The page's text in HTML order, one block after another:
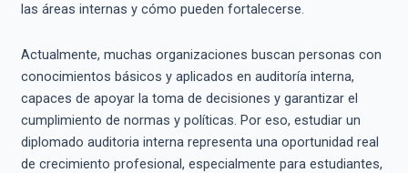
las áreas internas y cómo pueden fortalecerse.
Actualmente, muchas organizaciones buscan personas con
conocimientos básicos y aplicados en auditoría interna,
capaces de apoyar la toma de decisiones y garantizar el
cumplimiento de normas y políticas. Por eso, estudiar un
diplomado auditoria interna representa una oportunidad real
de crecimiento profesional, especialmente para estudiantes,